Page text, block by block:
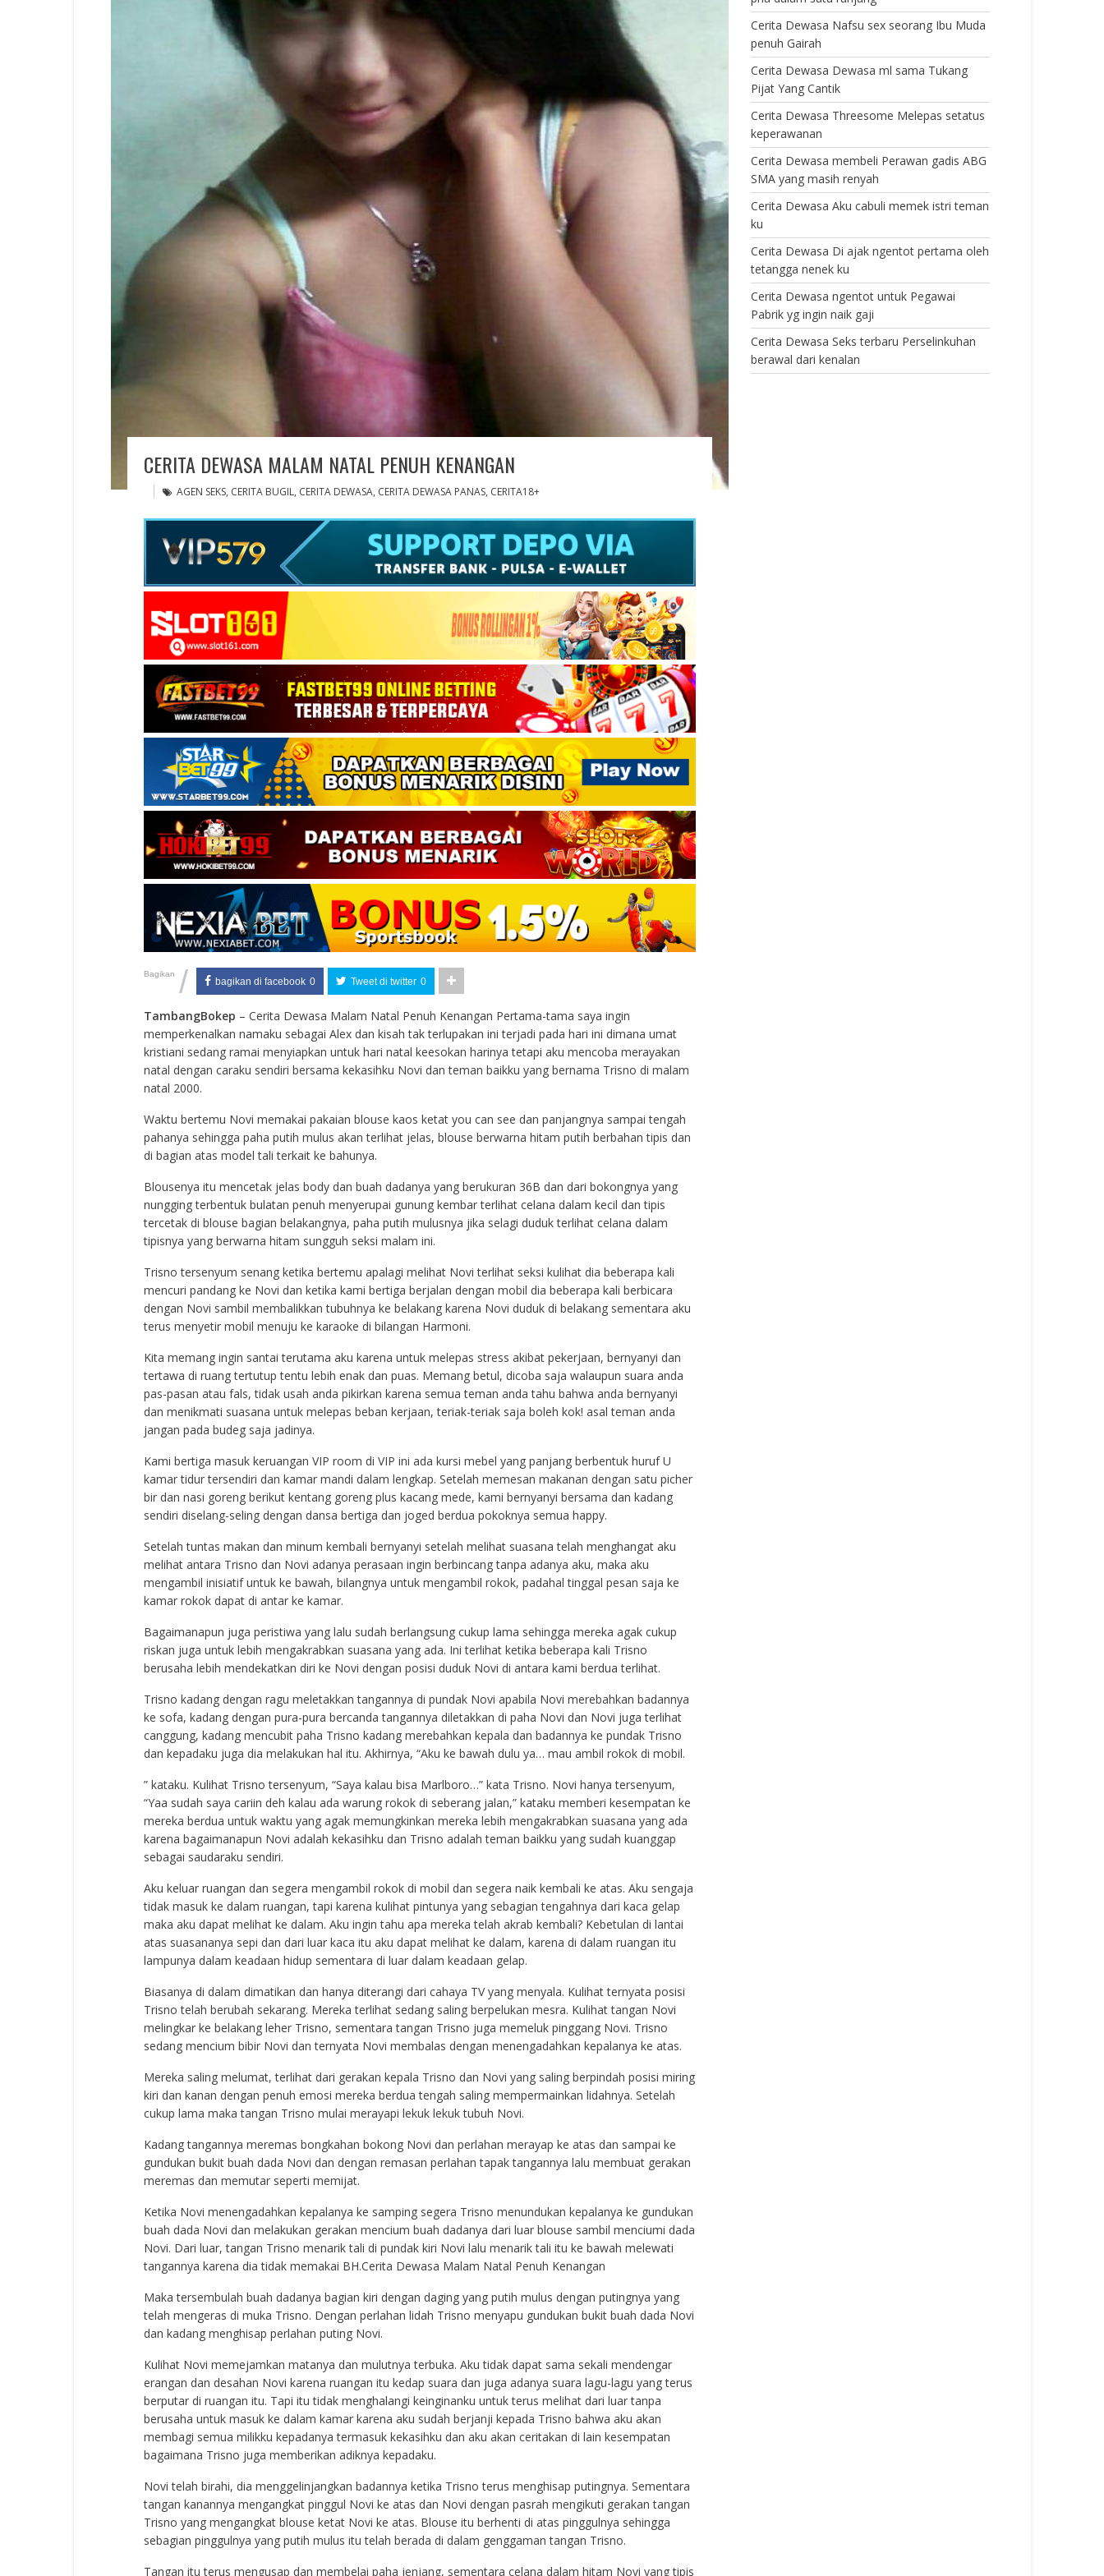
CERITA DEWASA MALAM NATAL PENUH KENANGAN
AGEN SEKS, CERITA BUGIL, CERITA DEWASA, CERITA DEWASA PANAS, CERITA18+
Bagikan / bagikan di facebook 0 Tweet di twitter 0
TambangBokep – Cerita Dewasa Malam Natal Penuh Kenangan Pertama-tama saya ingin
memperkenalkan namaku sebagai Alex dan kisah tak terlupakan ini terjadi pada hari ini dimana umat
kristiani sedang ramai menyiapkan untuk hari natal keesokan harinya tetapi aku mencoba merayakan
natal dengan caraku sendiri bersama kekasihku Novi dan teman baikku yang bernama Trisno di malam
natal 2000.
Waktu bertemu Novi memakai pakaian blouse kaos ketat you can see dan panjangnya sampai tengah
pahanya sehingga paha putih mulus akan terlihat jelas, blouse berwarna hitam putih berbahan tipis dan
di bagian atas model tali terkait ke bahunya.
Blousenya itu mencetak jelas body dan buah dadanya yang berukuran 36B dan dari bokongnya yang
nungging terbentuk bulatan penuh menyerupai gunung kembar terlihat celana dalam kecil dan tipis
tercetak di blouse bagian belakangnya, paha putih mulusnya jika selagi duduk terlihat celana dalam
tipisnya yang berwarna hitam sungguh seksi malam ini.
Trisno tersenyum senang ketika bertemu apalagi melihat Novi terlihat seksi kulihat dia beberapa kali
mencuri pandang ke Novi dan ketika kami bertiga berjalan dengan mobil dia beberapa kali berbicara
dengan Novi sambil membalikkan tubuhnya ke belakang karena Novi duduk di belakang sementara aku
terus menyetir mobil menuju ke karaoke di bilangan Harmoni.
Kita memang ingin santai terutama aku karena untuk melepas stress akibat pekerjaan, bernyanyi dan
tertawa di ruang tertutup tentu lebih enak dan puas. Memang betul, dicoba saja walaupun suara anda
pas-pasan atau fals, tidak usah anda pikirkan karena semua teman anda tahu bahwa anda bernyanyi
dan menikmati suasana untuk melepas beban kerjaan, teriak-teriak saja boleh kok! asal teman anda
jangan pada budeg saja jadinya.
Kami bertiga masuk keruangan VIP room di VIP ini ada kursi mebel yang panjang berbentuk huruf U
kamar tidur tersendiri dan kamar mandi dalam lengkap. Setelah memesan makanan dengan satu picher
bir dan nasi goreng berikut kentang goreng plus kacang mede, kami bernyanyi bersama dan kadang
sendiri diselang-seling dengan dansa bertiga dan joged berdua pokoknya semua happy.
Setelah tuntas makan dan minum kembali bernyanyi setelah melihat suasana telah menghangat aku
melihat antara Trisno dan Novi adanya perasaan ingin berbincang tanpa adanya aku, maka aku
mengambil inisiatif untuk ke bawah, bilangnya untuk mengambil rokok, padahal tinggal pesan saja ke
kamar rokok dapat di antar ke kamar.
Bagaimanapun juga peristiwa yang lalu sudah berlangsung cukup lama sehingga mereka agak cukup
riskan juga untuk lebih mengakrabkan suasana yang ada. Ini terlihat ketika beberapa kali Trisno
berusaha lebih mendekatkan diri ke Novi dengan posisi duduk Novi di antara kami berdua terlihat.
Trisno kadang dengan ragu meletakkan tangannya di pundak Novi apabila Novi merebahkan badannya
ke sofa, kadang dengan pura-pura bercanda tangannya diletakkan di paha Novi dan Novi juga terlihat
canggung, kadang mencubit paha Trisno kadang merebahkan kepala dan badannya ke pundak Trisno
dan kepadaku juga dia melakukan hal itu. Akhirnya, “Aku ke bawah dulu ya… mau ambil rokok di mobil.
” kataku. Kulihat Trisno tersenyum, “Saya kalau bisa Marlboro…” kata Trisno. Novi hanya tersenyum,
“Yaa sudah saya cariin deh kalau ada warung rokok di seberang jalan,” kataku memberi kesempatan ke
mereka berdua untuk waktu yang agak memungkinkan mereka lebih mengakrabkan suasana yang ada
karena bagaimanapun Novi adalah kekasihku dan Trisno adalah teman baikku yang sudah kuanggap
sebagai saudaraku sendiri.
Aku keluar ruangan dan segera mengambil rokok di mobil dan segera naik kembali ke atas. Aku sengaja
tidak masuk ke dalam ruangan, tapi karena kulihat pintunya yang sebagian tengahnya dari kaca gelap
maka aku dapat melihat ke dalam. Aku ingin tahu apa mereka telah akrab kembali? Kebetulan di lantai
atas suasananya sepi dan dari luar kaca itu aku dapat melihat ke dalam, karena di dalam ruangan itu
lampunya dalam keadaan hidup sementara di luar dalam keadaan gelap.
Biasanya di dalam dimatikan dan hanya diterangi dari cahaya TV yang menyala. Kulihat ternyata posisi
Trisno telah berubah sekarang. Mereka terlihat sedang saling berpelukan mesra. Kulihat tangan Novi
melingkar ke belakang leher Trisno, sementara tangan Trisno juga memeluk pinggang Novi. Trisno
sedang mencium bibir Novi dan ternyata Novi membalas dengan menengadahkan kepalanya ke atas.
Mereka saling melumat, terlihat dari gerakan kepala Trisno dan Novi yang saling berpindah posisi miring
kiri dan kanan dengan penuh emosi mereka berdua tengah saling mempermainkan lidahnya. Setelah
cukup lama maka tangan Trisno mulai merayapi lekuk lekuk tubuh Novi.
Kadang tangannya meremas bongkahan bokong Novi dan perlahan merayap ke atas dan sampai ke
gundukan bukit buah dada Novi dan dengan remasan perlahan tapak tangannya lalu membuat gerakan
meremas dan memutar seperti memijat.
Ketika Novi menengadahkan kepalanya ke samping segera Trisno menundukan kepalanya ke gundukan
buah dada Novi dan melakukan gerakan mencium buah dadanya dari luar blouse sambil menciumi dada
Novi. Dari luar, tangan Trisno menarik tali di pundak kiri Novi lalu menarik tali itu ke bawah melewati
tangannya karena dia tidak memakai BH.Cerita Dewasa Malam Natal Penuh Kenangan
Maka tersembulah buah dadanya bagian kiri dengan daging yang putih mulus dengan putingnya yang
telah mengeras di muka Trisno. Dengan perlahan lidah Trisno menyapu gundukan bukit buah dada Novi
dan kadang menghisap perlahan puting Novi.
Kulihat Novi memejamkan matanya dan mulutnya terbuka. Aku tidak dapat sama sekali mendengar
erangan dan desahan Novi karena ruangan itu kedap suara dan juga adanya suara lagu-lagu yang terus
berputar di ruangan itu. Tapi itu tidak menghalangi keinginanku untuk terus melihat dari luar tanpa
berusaha untuk masuk ke dalam kamar karena aku sudah berjanji kepada Trisno bahwa aku akan
membagi semua milikku kepadanya termasuk kekasihku dan aku akan ceritakan di lain kesempatan
bagaimana Trisno juga memberikan adiknya kepadaku.
Novi telah birahi, dia menggelinjangkan badannya ketika Trisno terus menghisap putingnya. Sementara
tangan kanannya mengangkat pinggul Novi ke atas dan Novi dengan pasrah mengikuti gerakan tangan
Trisno yang mengangkat blouse ketat Novi ke atas. Blouse itu berhenti di atas pinggulnya sehingga
sebagian pinggulnya yang putih mulus itu telah berada di dalam genggaman tangan Trisno.
Tangan itu terus mengusap dan membelai paha jenjang, sementara celana dalam hitam Novi yang tipis
Cerita Dewasa Nafsu sex seorang Ibu Muda
penuh Gairah
Cerita Dewasa Dewasa ml sama Tukang
Pijat Yang Cantik
Cerita Dewasa Threesome Melepas setatus
keperawanan
Cerita Dewasa membeli Perawan gadis ABG
SMA yang masih renyah
Cerita Dewasa Aku cabuli memek istri teman
ku
Cerita Dewasa Di ajak ngentot pertama oleh
tetangga nenek ku
Cerita Dewasa ngentot untuk Pegawai
Pabrik yg ingin naik gaji
Cerita Dewasa Seks terbaru Perselinkuhan
berawal dari kenalan